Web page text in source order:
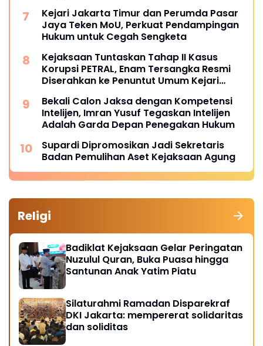
Kejari Jakarta Timur dan Perumda Pasar
Jaya Teken MoU, Perkuat Pendampingan
Hukum untuk Cegah Sengketa
Kejaksaan Tuntaskan Tahap II Kasus
Korupsi PETRAL, Enam Tersangka Resmi
Diserahkan ke Penuntut Umum Kejari
Bekali Calon Jaksa dengan Kompetensi
Intelijen, Imran Yusuf Tegaskan Intelijen
Adalah Garda Depan Penegakan Hukum
Supardi Dipromosikan Jadi Sekretaris
Badan Pemulihan Aset Kejaksaan Agung
Religi
Badiklat Kejaksaan Gelar Peringatan
Nuzulul Quran, Buka Puasa hingga
Santunan Anak Yatim Piatu
Silaturahmi Ramadan Disparekraf
DKI Jakarta: mempererat solidaritas
dan soliditas